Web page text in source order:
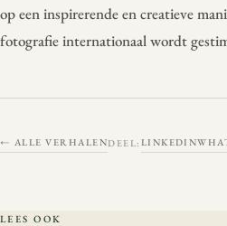
op een inspirerende en creatieve
fotografie internationaal wordt
← ALLE VERHALENDEEL: LINKEDIN
LEES OOK